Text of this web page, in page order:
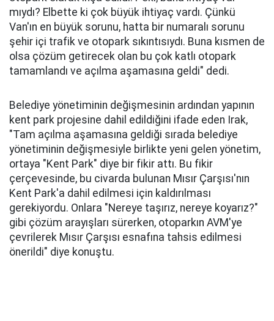
mıydı? Elbette ki çok büyük ihtiyaç vardı. Çünkü
Van'ın en büyük sorunu, hatta bir numaralı sorunu
şehir içi trafik ve otopark sıkıntısıydı. Buna kısmen de
olsa çözüm getirecek olan bu çok katlı otopark
tamamlandı ve açılma aşamasına geldi" dedi.
Belediye yönetiminin değişmesinin ardından yapının
kent park projesine dahil edildiğini ifade eden Irak,
"Tam açılma aşamasına geldiği sırada belediye
yönetiminin değişmesiyle birlikte yeni gelen yönetim,
ortaya "Kent Park" diye bir fikir attı. Bu fikir
çerçevesinde, bu civarda bulunan Mısır Çarşısı'nın
Kent Park'a dahil edilmesi için kaldırılması
gerekiyordu. Onlara "Nereye taşırız, nereye koyarız?"
gibi çözüm arayışları sürerken, otoparkın AVM'ye
çevrilerek Mısır Çarşısı esnafına tahsis edilmesi
önerildi" diye konuştu.